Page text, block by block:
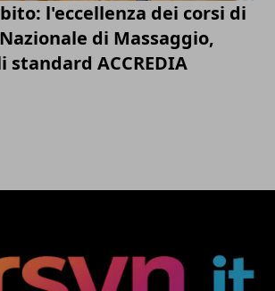
l'eccellenza dei corsi di
di Massaggio,
ACCREDIA